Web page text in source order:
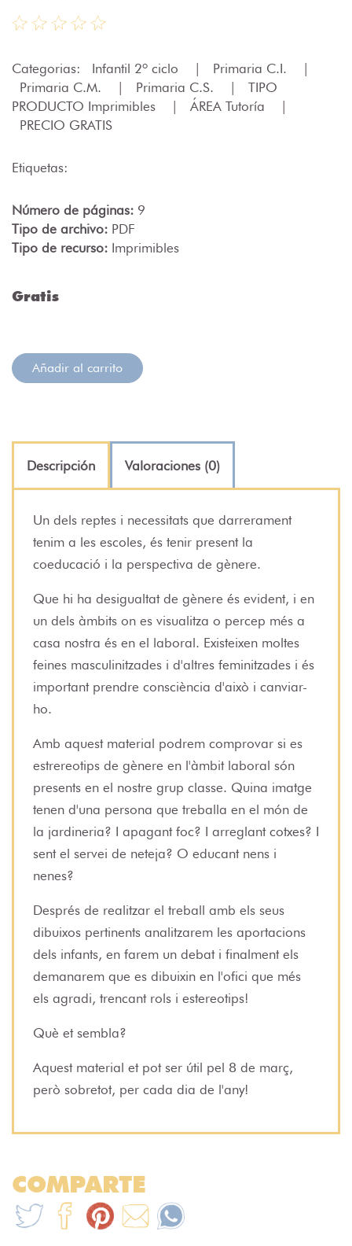
Categorias: Infantil 2º ciclo | Primaria C.I.
|
Primaria C.M.
| Primaria C.S. |
TIPO
PRODUCTO Imprimibles
| ÁREA Tutoría
|
PRECIO GRATIS
Etiquetas:
Número de páginas: 9
Tipo de archivo: PDF
Tipo de recurso: Imprimibles
Gratis
Añadir al carrito
Descripción Valoraciones (0)
Un dels reptes i necessitats que darrerament
tenim a les escoles, és tenir present la
coeducació i la perspectiva de gènere.
Que hi ha desigualtat de gènere és evident, i en
un dels àmbits on es visualitza o percep més a
casa nostra és en el laboral. Existeixen moltes
feines masculinitzades i d'altres feminitzades i és
important prendre consciència d'això i canviar-
ho.
Amb aquest material podrem comprovar si es
estrereotips de gènere en l'àmbit laboral són
presents en el nostre grup classe. Quina imatge
tenen d'una persona que treballa en el món de
la jardineria? I apagant foc? I arreglant cotxes? I
sent el servei de neteja? O educant nens i
nenes?
Després de realitzar el treball amb els seus
dibuixos pertinents analitzarem les aportacions
dels infants, en farem un debat i finalment els
demanarem que es dibuixin en l'ofici que més
els agradi, trencant rols i estereotips!
Què et sembla?
Aquest material et pot ser útil pel 8 de març,
però sobretot, per cada dia de l'any!
COMPARTE